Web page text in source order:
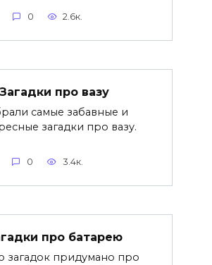
0 2.6к.
Загадки про вазу
самые забавные и
загадки про вазу.
0 3.4к.
про батарею
загадок придумано про